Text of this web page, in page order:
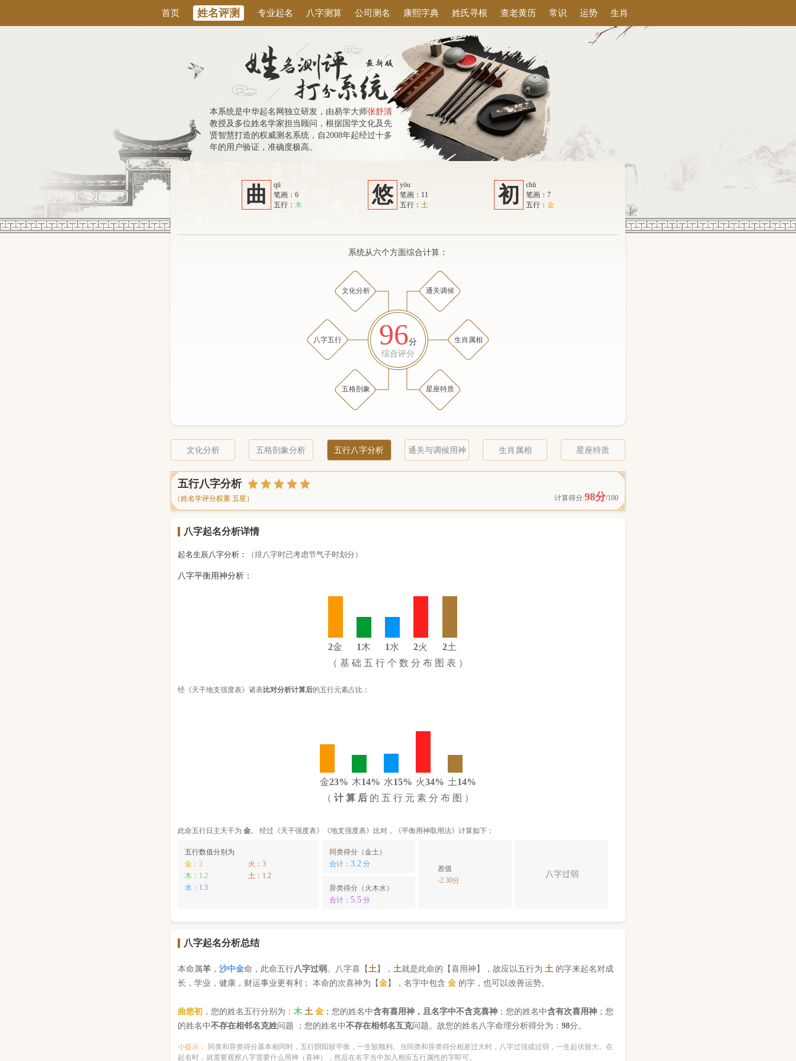
首页 姓名评测 专业起名 八字测算 公司测名 康熙字典 姓氏寻根 查老黄历 常识 运势 生肖
本系统是中华起名网独立研发，由易学大师张舒清
教授及多位姓名学家担当顾问，根据国学文化及先
贤智慧打造的权威测名系统，自2008年起经过十多
年的用户验证，准确度极高。
曲
qū
笔画：6
五行：木 悠
yōu
笔画：11
五行： 土 初
chū
笔画：7
五行： 金
系统从六个方面综合计算：
八字五行
文化分析
五格剖象
生肖属相
通关调候
星座特质
96分
综合评分
文化分析 五格剖象分析 五行八字分析 通关与调候用神 生肖属相 星座特质
五行八字分析
计算得分:98分/100
（姓名学评分权重 五星）
八字起名分析详情
起名生辰八字分析： （排八字时已考虑节气子时划分）
八字平衡用神分析：
2金 1木 1水 2火 2土
（ 基 础 五 行 个 数 分 布 图 表 ）
经《天干地支强度表》诸表比对分析计算后的五行元素占比：
金23% 木14% 水15% 火34% 土14%
（ 计 算 后 的 五 行 元 素 分 布 图 ）
此命五行日主天干为金。 经过《天干强度表》《地支强度表》比对，《平衡用神取用法》计算如下：
五行数值分别为
金：2
火：3
木：1.2
土：1.2
水：1.3
同类得分（金土）
合计：3.2 分
异类得分（火木水）
合计：5.5 分
八字过弱
差值
-2.30分
八字起名分析总结
本命属羊 ，沙中金命，此命五行八字过弱。八字喜【土】，土就是此命的【喜用神】，故应以五行为土 的字来起名对成
长，学业，健康，财运事业更有利； 本命的次喜神为【金】，名字中包含金 的字，也可以改善运势。
曲悠初 ，您的姓名五行分别为：木 土 金 ；您的姓名中含有喜用神，且名字中不含克喜神 ；您的姓名中含有次喜用神 ；您
的姓名中不存在相邻名克姓问题 ；您的姓名中不存在相邻名互克问题。故您的姓名八字命理分析得分为：98分。
小提示：
同类和异类得分基本相同时，五行阴阳较平衡，一生较顺利。当同类和异类得分相差过大时，八字过强或过弱，一生起伏较大。在
起名时，就需要观察八字需要什么用神（喜神），然后在名字当中加入相应五行属性的字即可。